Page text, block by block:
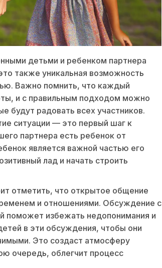
детьми и ребенком партнера
также уникальная возможность
Важно помнить, что каждый
и с правильным подходом можно
будут радовать всех участников.
ситуации — это первый шаг к
партнера есть ребенок от
является важной частью его
лад и начать строить
отметить, что открытое общение
и отношениями. Обсуждение с
поможет избежать недопонимания и
в эти обсуждения, чтобы они
Это создаст атмосферу
очередь, облегчит процесс